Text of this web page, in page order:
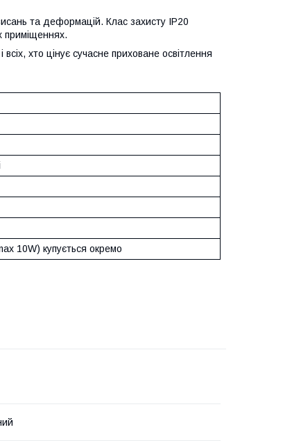
та деформацій. Клас захисту IP20
приміщеннях.
хто цінує сучасне приховане освітлення
10W) купується окремо